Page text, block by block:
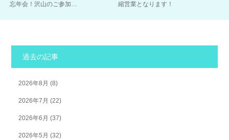
忘年会！沢山のご参加…
縮営業となります！
過去の記事
2026年8月 (8)
2026年7月 (22)
2026年6月 (37)
2026年5月 (32)